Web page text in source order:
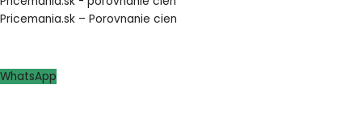
Pricemania.sk – Porovnanie cien
WhatsApp